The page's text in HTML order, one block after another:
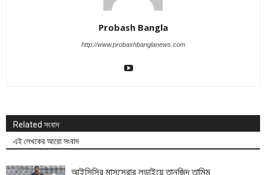
Probash Bangla
http://www.probashbanglanews.com
Related সংবাদ
এই লেখকের আরো সংবাদ
আইসিসির মাসসেরার লড়াইয়ে তানজিদ তামিম